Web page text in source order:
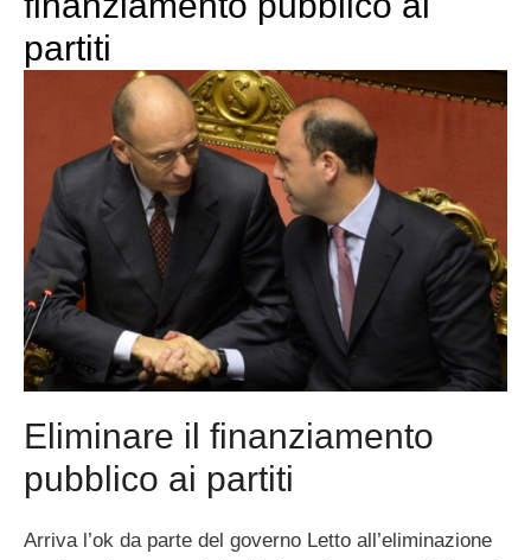
partiti
Eliminare il finanziamento
pubblico ai partiti
Arriva l’ok da parte del governo Letto all’eliminazione